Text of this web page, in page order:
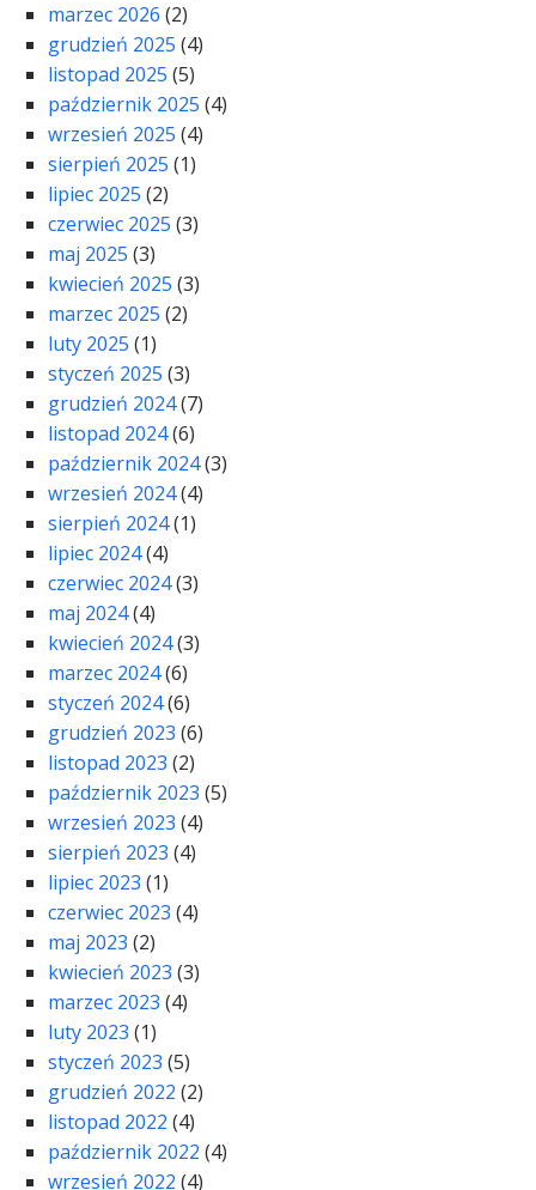
marzec 2026 (2)
grudzień 2025 (4)
listopad 2025 (5)
październik 2025 (4)
wrzesień 2025 (4)
sierpień 2025 (1)
lipiec 2025 (2)
czerwiec 2025 (3)
maj 2025 (3)
kwiecień 2025 (3)
marzec 2025 (2)
luty 2025 (1)
styczeń 2025 (3)
grudzień 2024(7)
listopad 2024(6)
październik 2024(3)
wrzesień 2024(4)
sierpień 2024(1)
lipiec 2024(4)
czerwiec 2024(3)
maj 2024(4)
kwiecień 2024(3)
marzec 2024(6)
styczeń 2024(6)
grudzień 2023 (6)
listopad 2023 (2)
październik 2023 (5)
wrzesień 2023 (4)
sierpień 2023 (4)
lipiec 2023 (1)
czerwiec 2023 (4)
maj 2023 (2)
kwiecień 2023 (3)
marzec 2023 (4)
luty 2023 (1)
styczeń 2023 (5)
grudzień 2022 (2)
listopad 2022 (4)
październik 2022 (4)
wrzesień 2022 (4)